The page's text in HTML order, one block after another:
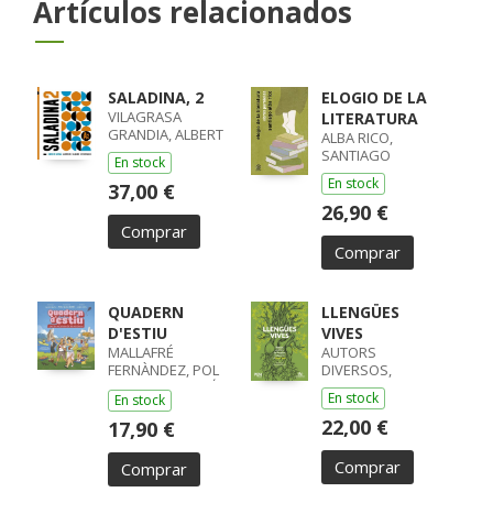
Artículos relacionados
SALADINA, 2
VILAGRASA
GRANDIA, ALBERT
En stock
37,00 €
Comprar
ELOGIO DE LA
LITERATURA
ALBA RICO,
SANTIAGO
En stock
26,90 €
Comprar
QUADERN
D'ESTIU
MALLAFRÉ
FERNÀNDEZ, POL
/ BACH FABREGÓ,
XAVIER /
En stock
17,90 €
Comprar
LLENGÜES
VIVES
AUTORS
DIVERSOS,
En stock
22,00 €
Comprar